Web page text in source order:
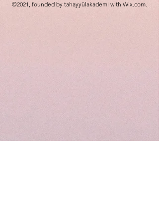
©2021, founded by tahayyülakademi with Wix.com.